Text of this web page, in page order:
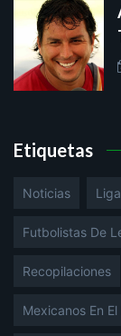
Etiquetas
Noticias
Futbolistas De
Recopilaciones
Mexicanos En